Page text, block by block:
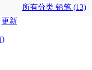
所有分类 铅笔 (13)
更新